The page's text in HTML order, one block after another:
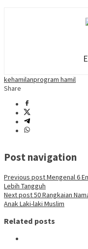
kehamilanprogram hamil
Share
Post navigation
Previous postMengenal 6
Lebih Tangguh
Next post50 Rangkaian
Anak Laki-laki Muslim
Related posts